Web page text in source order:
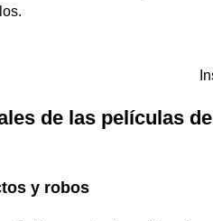
de las películas de
y robos